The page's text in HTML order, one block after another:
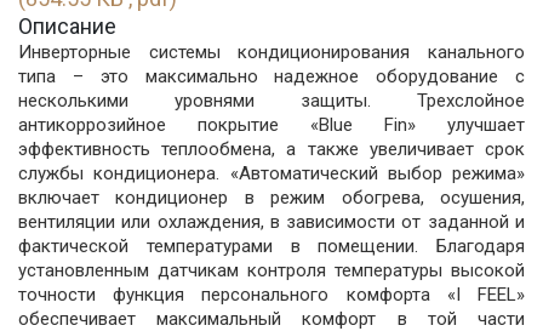
Описание
Инверторные системы кондиционирования канального
типа – это максимально надежное оборудование с
несколькими уровнями защиты. Трехслойное
антикоррозийное покрытие «Blue Fin» улучшает
эффективность теплообмена, а также увеличивает срок
службы кондиционера. «Автоматический выбор режима»
включает кондиционер в режим обогрева, осушения,
вентиляции или охлаждения, в зависимости от заданной и
фактической температурами в помещении. Благодаря
установленным датчикам контроля температуры высокой
точности функция персонального комфорта «I FEEL»
обеспечивает максимальный комфорт в той части